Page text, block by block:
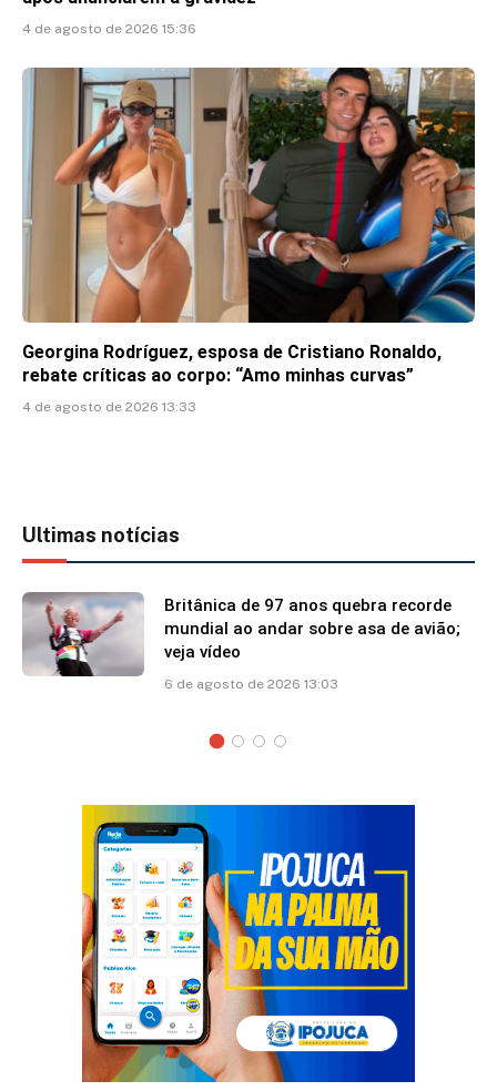
4 de agosto de 2026 15:36
Georgina Rodríguez, esposa de Cristiano Ronaldo,
rebate críticas ao corpo: “Amo minhas curvas”
4 de agosto de 2026 13:33
Ultimas notícias
Britânica de 97 anos quebra recorde
mundial ao andar sobre asa de avião;
veja vídeo
6 de agosto de 2026 13:03